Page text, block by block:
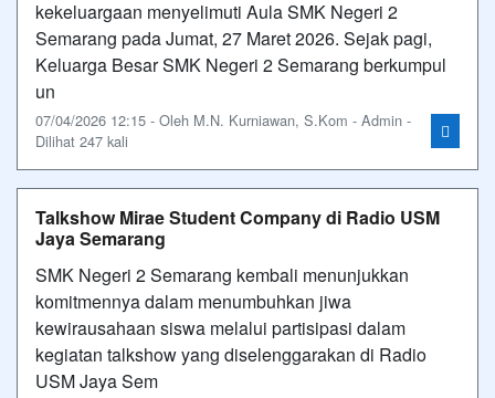
kekeluargaan menyelimuti Aula SMK Negeri 2
Semarang pada Jumat, 27 Maret 2026. Sejak pagi,
Keluarga Besar SMK Negeri 2 Semarang berkumpul
un
07/04/2026 12:15 - Oleh M.N. Kurniawan, S.Kom - Admin -
Dilihat 247 kali
Talkshow Mirae Student Company di Radio USM
Jaya Semarang
SMK Negeri 2 Semarang kembali menunjukkan
komitmennya dalam menumbuhkan jiwa
kewirausahaan siswa melalui partisipasi dalam
kegiatan talkshow yang diselenggarakan di Radio
USM Jaya Sem